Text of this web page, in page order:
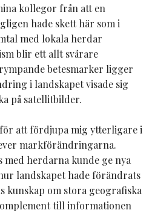
kollegor från att en
hade skett här som i
med lokala herdar
blir ett allt svårare
betesmarker ligger
i landskapet visade sig
på satellitbilder.
att fördjupa mig ytterligare i
markförändringarna.
herdarna kunde ge nya
landskapet hade förändrats
kunskap om stora geografiska
till informationen